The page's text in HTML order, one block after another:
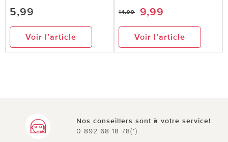
5,99
Voir l’article
14,99 9,99
Voir l’article
Nos conseillers sont à votre service!
0 892 68 18 78(*)